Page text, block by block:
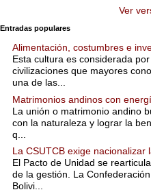
Ver
Entradas populares
Alimentación, costumbres e
Esta cultura es considerada
civilizaciones que mayores
una de las...
Matrimonios andinos con
La unión o matrimonio andino
con la naturaleza y lograr la
q...
La CSUTCB exige nacionalizar
El Pacto de Unidad se
de la gestión. La
Bolivi...